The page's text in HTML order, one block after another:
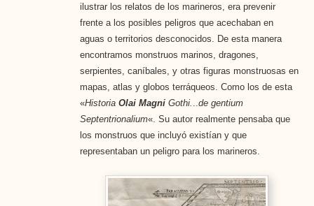
ilustrar los relatos de los marineros, era prevenir
frente a los posibles peligros que acechaban en
aguas o territorios desconocidos. De esta manera
encontramos monstruos marinos, dragones,
serpientes, caníbales, y otras figuras monstruosas en
mapas, atlas y globos terráqueos. Como los de esta
«Historia Olai MagniGothi.
de gentium
Septentrionalium«. Su autor realmente pensaba que
los monstruos que incluyó existían y que
representaban un peligro para los marineros.